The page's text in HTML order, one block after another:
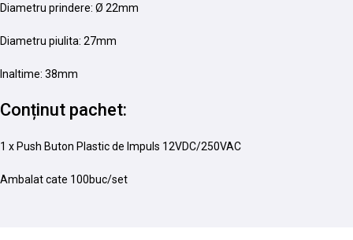
Diametru prindere: Ø 22mm
Diametru piulita: 27mm
Inaltime: 38mm
Conținut pachet:
1 x Push Buton Plastic de Impuls 12VDC/250VAC
Ambalat cate 100buc/set